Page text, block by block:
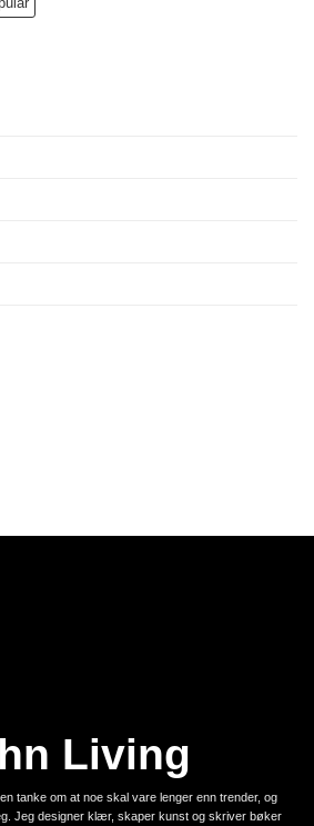
Living
tanke om at noe skal vare lenger enn trender, og
Jeg designer klær, skaper kunst og skriver bøker